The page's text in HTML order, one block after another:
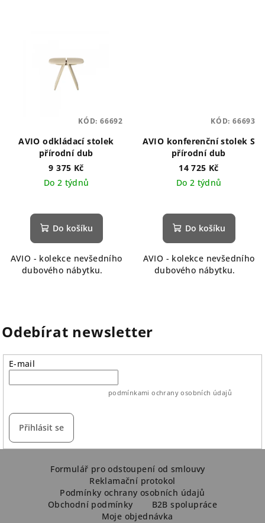
AVIO odkládací stolek
přírodní dub
9 375 Kč
Do 2 týdnů
Do košíku
AVIO - kolekce nevšedního
dubového nábytku.
KÓD: 66692
AVIO konferenční stolek S
přírodní dub
14 725 Kč
Do 2 týdnů
Do košíku
AVIO - kolekce nevšedního
dubového nábytku.
KÓD: 66693
Odebírat newsletter
E-mail
podmínkami ochrany osobních údajů
Přihlásit se
Formulář pro odstoupení od smlouvy
Reklamační protokol
Podmínky ochrany osobních údajů
Obchodní podmínky
B2B spolupráce
Moje objednávka